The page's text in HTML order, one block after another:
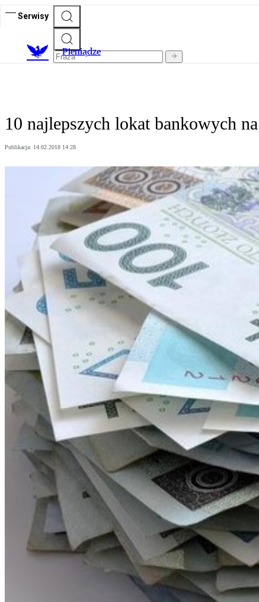
Serwisy
Pieniądze
10 najlepszych lokat bankowych
Publikacja: 14.02.2018 14:28